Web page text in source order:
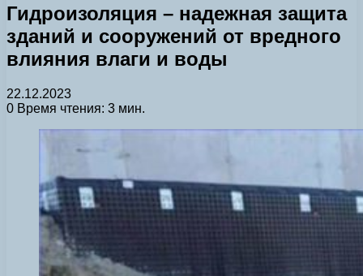
Гидроизоляция – надежная защита
зданий и сооружений от вредного
влияния влаги и воды
22.12.2023
0 Время чтения: 3 мин.